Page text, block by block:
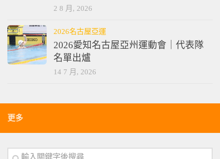
2 8 月, 2026
2026名古屋亞運
2026愛知名古屋亞州運動會｜代表隊
名單出爐
14 7 月, 2026
更多